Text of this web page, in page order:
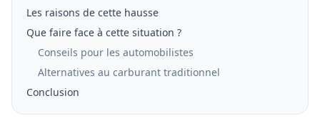
Les raisons de cette hausse
Que faire face à cette situation ?
Conseils pour les automobilistes
Alternatives au carburant traditionnel
Conclusion